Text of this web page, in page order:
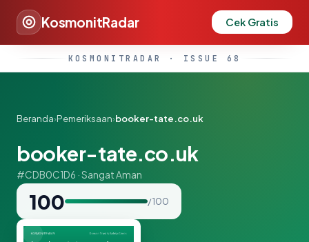
KosmonitRadar Cek Gratis
KOSMONITRADAR · ISSUE 68
Beranda›Pemeriksaan›booker-tate.co.uk
booker-tate.co.uk
#CDB0C1D6 · Sangat Aman
100 / 100